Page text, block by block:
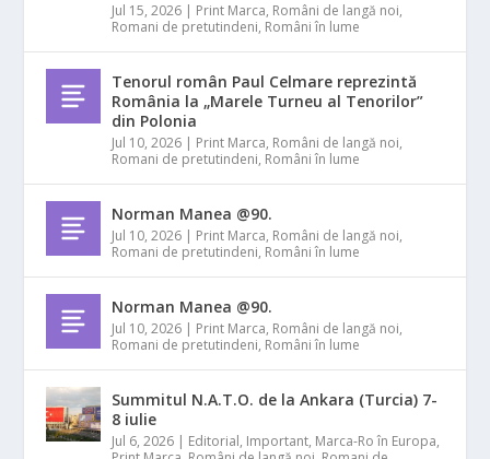
Jul 15, 2026 | Print Marca, Români de langă noi,
Romani de pretutindeni, Români în lume
Tenorul român Paul Celmare reprezintă
România la „Marele Turneu al Tenorilor”
din Polonia
Jul 10, 2026 | Print Marca, Români de langă noi,
Romani de pretutindeni, Români în lume
Norman Manea @90.
Jul 10, 2026 | Print Marca, Români de langă noi,
Romani de pretutindeni, Români în lume
Norman Manea @90.
Jul 10, 2026 | Print Marca, Români de langă noi,
Romani de pretutindeni, Români în lume
Summitul N.A.T.O. de la Ankara (Turcia) 7-
8 iulie
Jul 6, 2026 | Editorial, Important, Marca-Ro în Europa,